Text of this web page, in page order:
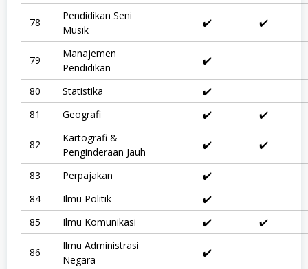
78
Pendidikan Seni
Musik
✔️ ✔️
79
Manajemen
Pendidikan
✔️
80 Statistika
✔️
81
Geografi ✔️ ✔️
82
Kartografi &
Penginderaan Jauh
✔️ ✔️
83 Perpajakan
✔️
84
Ilmu Politik
✔️
85
Ilmu Komunikasi ✔️ ✔️
86
Ilmu Administrasi
Negara
✔️